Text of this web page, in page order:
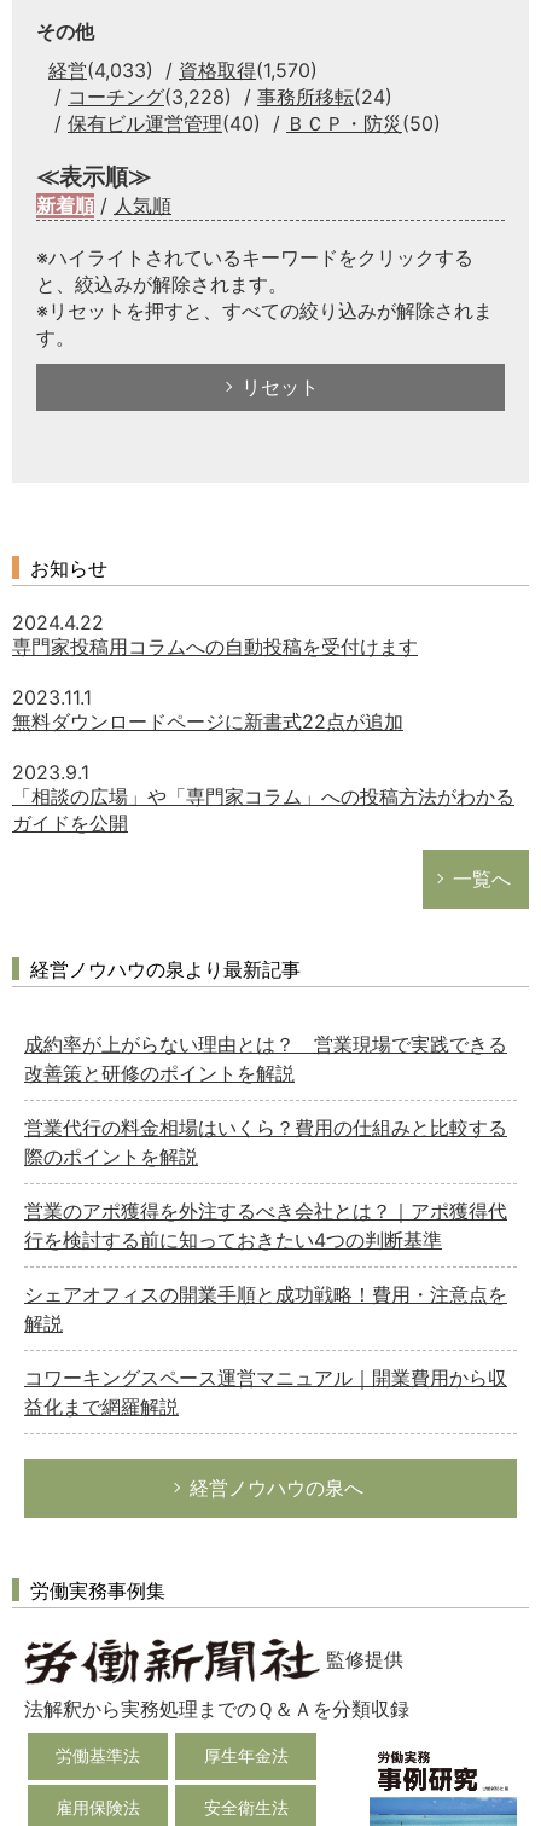
その他
経営(4,033) 資格取得(1,570)
コーチング(3,228) 事務所移転(24)
保有ビル運営管理(40) ＢＣＰ・防災 (50)
≪表示順≫
新着順 / 人気順
※ハイライトされているキーワードをクリックする
と、絞込みが解除されます。
※リセットを押すと、すべての絞り込みが解除されま
す。
リセット
お知らせ
2024.4.22
専門家投稿用コラムへの自動投稿を受付けます
2023.11.1
無料ダウンロードページに新書式22点が追加
2023.9.1
「相談の広場」や「専門家コラム」への投稿方法がわかる
ガイドを公開
一覧へ
経営ノウハウの泉より最新記事
成約率が上がらない理由とは？ 営業現場で実践できる
改善策と研修のポイントを解説
営業代行の料金相場はいくら？費用の仕組みと比較する
際のポイントを解説
営業のアポ獲得を外注するべき会社とは？｜アポ獲得代
行を検討する前に知っておきたい4つの判断基準
シェアオフィスの開業手順と成功戦略！費用・注意点を
解説
コワーキングスペース運営マニュアル｜開業費用から収
益化まで網羅解説
経営ノウハウの泉へ
労働実務事例集
監修提供
法解釈から実務処理までのＱ＆Ａを分類収録
労働基準法 厚生年金法
雇用保険法 安全衛生法